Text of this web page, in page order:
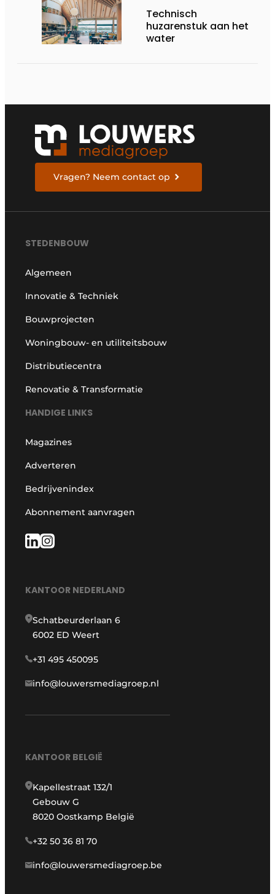
Technisch
huzarenstuk aan het
water
Vragen? Neem contact op
STEDENBOUW
Algemeen
Innovatie & Techniek
Bouwprojecten
Woningbouw- en utiliteitsbouw
Distributiecentra
Renovatie & Transformatie
HANDIGE LINKS
Magazines
Adverteren
Bedrijvenindex
Abonnement aanvragen
KANTOOR NEDERLAND
Schatbeurderlaan 6
6002 ED Weert
+31 495 450095
info@louwersmediagroep.nl
KANTOOR BELGIË
Kapellestraat 132/1
Gebouw G
8020 Oostkamp België
+32 50 36 81 70
info@louwersmediagroep.be